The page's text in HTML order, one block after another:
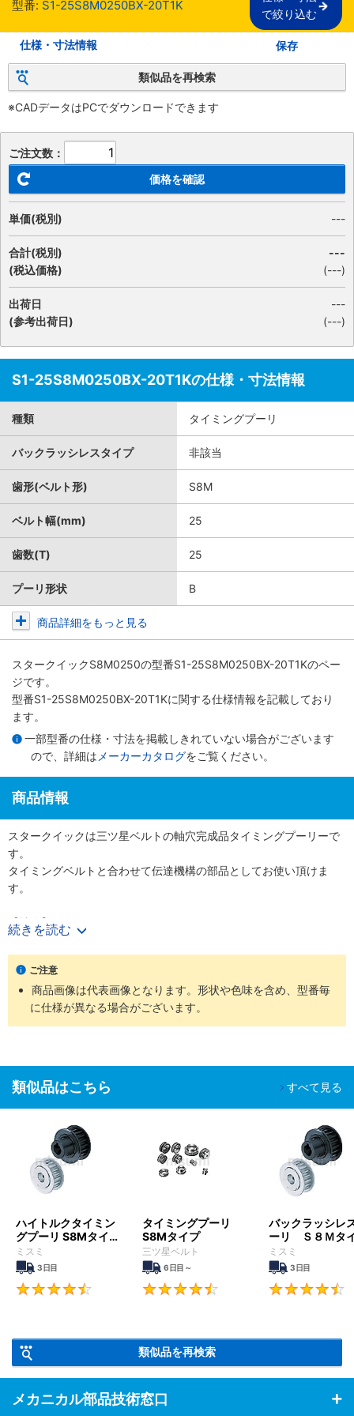
型番: S1-25S8M0250BX-20T1K
で絞り込む
仕様・寸法情報 保存
類似品を再検索
※CADデータはPCでダウンロードできます
ご注文数：
価格を確認
単価(税別) ---
合計(税別)
(税込価格)
---
(---)
出荷日
(参考出荷日)
---
(---)
S1-25S8M0250BX-20T1Kの仕様・寸法情報
種類 タイミングプーリ
バックラッシレスタイプ 非該当
歯形(ベルト形) S8M
ベルト幅(mm) 25
歯数(T) 25
プーリ形状 B
商品詳細をもっと見る
スタークイックS8M0250の型番S1-25S8M0250BX-20T1Kのペー
ジです。
型番S1-25S8M0250BX-20T1Kに関する仕様情報を記載しており
ます。
一部型番の仕様・寸法を掲載しきれていない場合がございます
ので、詳細は メーカーカタログをご覧ください。
商品情報
スタークイックは三ツ星ベルトの軸穴完成品タイミングプーリーで
す。
タイミングベルトと合わせて伝達機構の部品としてお使い頂けま
す。
【特徴】
・使用する軸径に合わせて軸穴・キー・タップ加工付きの完成プー
リーを図面無しでご購入頂けます。
・表面処理やフランジカシメ有無も選択でき、様々なニーズに対応
可能です。
【用途】
幅広い装置で使用されています。
続きを読む
ご注意
商品画像は代表画像となります。形状や色味を含め、型番毎
に仕様が異なる場合がございます。
類似品はこちら すべて見る
ハイトルクタイミン
グプーリ S8Mタイ
プ
ミスミ
3日目
4.5
タイミングプーリ
S8Mタイプ
三ツ星ベルト
6日目～
4.6
バックラッシレ
ーリ Ｓ８Ｍタ
ミスミ
3日目
類似品を再検索
メカニカル部品技術窓口